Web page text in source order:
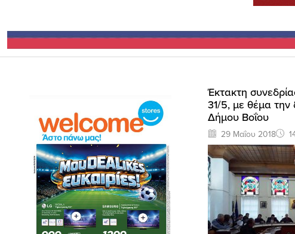
Έκτακτη
31/5, με θέμα την
Δήμου Βοΐου
29 Μαΐου 2018